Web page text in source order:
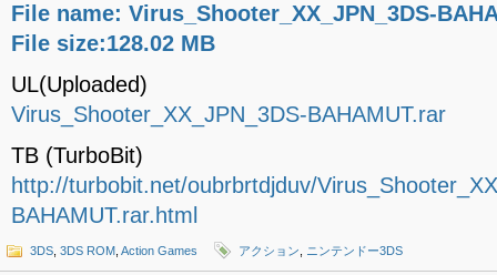
File name: Virus_Shooter_XX_JPN_3DS-
File size:128.02 MB
UL(Uploaded)
Virus_Shooter_XX_JPN_3DS-BAHAMUT.rar
TB (TurboBit)
http://turbobit.net/oubrbrtdjduv/
BAHAMUT.rar.html
3DS 3DS ROM Action Games アクション ニンテンドー3DS